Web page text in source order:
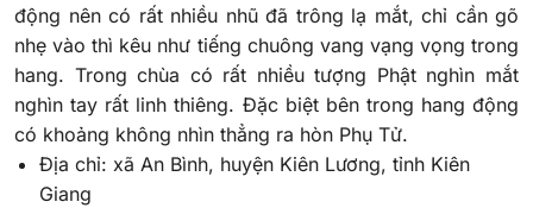
động nên có rất nhiều nhũ đã trông lạ mắt, chỉ cần gõ
nhẹ vào thì kêu như tiếng chuông vang vạng vọng trong
hang. Trong chùa có rất nhiều tượng Phật nghìn mắt
nghìn tay rất linh thiêng. Đặc biệt bên trong hang động
có khoảng không nhìn thẳng ra hòn Phụ Tử.
Địa chỉ: xã An Bình, huyện Kiên Lương, tỉnh Kiên
Giang